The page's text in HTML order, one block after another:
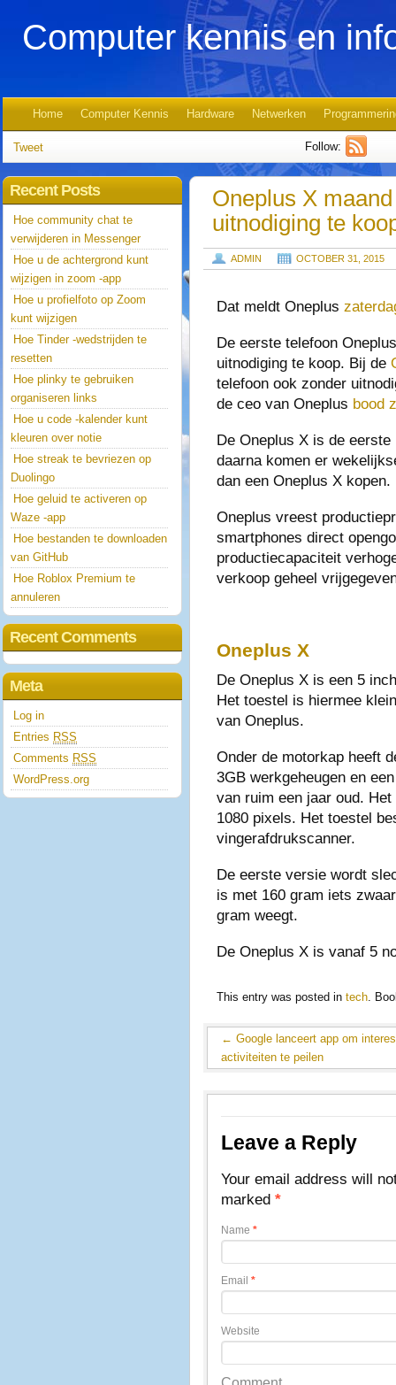
Computer kennis en
Home Computer Kennis Hardware Netwerken
Tweet Follow:
Oneplus X
uitnodiging te
ADMIN OCTOBER 31, 2015
Dat meldt Oneplus
De eerste telefoon
uitnodiging te koop. Bij de
telefoon ook zonder
de ceo van Oneplus bood
De Oneplus X is de
daarna komen er
dan een Oneplus X kopen.
Oneplus vreest
smartphones direct
productiecapaciteit
verkoop geheel
Oneplus X
De Oneplus X is een 5
Het toestel is hiermee
van Oneplus.
Onder de motorkap heeft
3GB werkgeheugen en
van ruim een jaar oud.
1080 pixels. Het toestel
vingerafdrukscanner.
De eerste versie wordt
is met 160 gram iets
gram weegt.
De Oneplus X is vanaf 5
This entry was posted intech.
← Google lanceert app om
activiteiten te peilen
Leave a Reply
Your email address will
marked*
Name*
Email*
Website
Recent Posts
Hoe community chat te
verwijderen in Messenger
Hoe u de achtergrond kunt
wijzigen in zoom -app
Hoe u profielfoto op Zoom
kunt wijzigen
Hoe Tinder -wedstrijden te
resetten
Hoe plinky te gebruiken
organiseren links
Hoe u code -kalender kunt
kleuren over notie
Hoe streak te bevriezen op
Duolingo
Hoe geluid te activeren op
Waze -app
Hoe bestanden te downloaden
van GitHub
Hoe Roblox Premium te
annuleren
Recent Comments
Meta
Log in
Entries RSS
Comments RSS
WordPress.org